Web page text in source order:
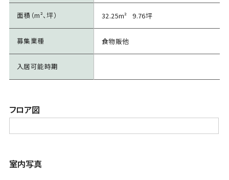
面積（m²、坪） 32.25m² 9.76坪
募集業種 食物販他
入居可能時期
フロア図
室内写真